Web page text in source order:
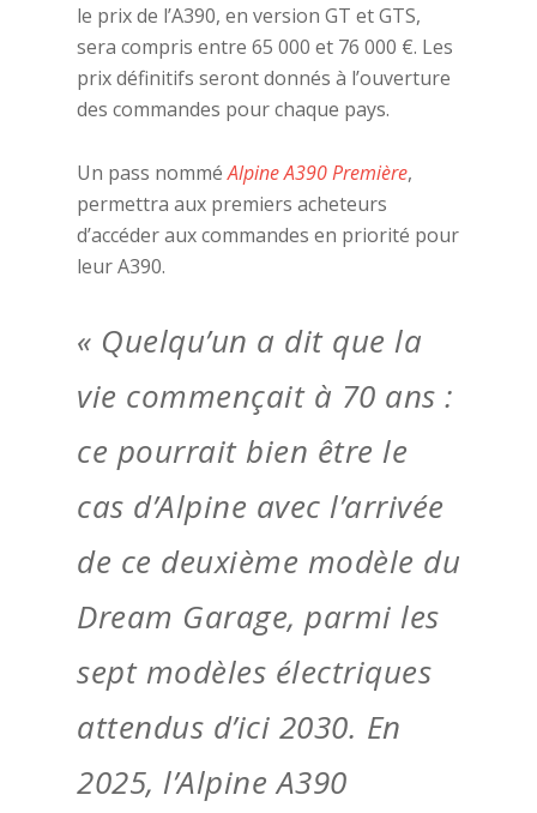
le prix de l’A390, en version GT et GTS,
sera compris entre 65 000 et 76 000 €. Les
prix définitifs seront donnés à l’ouverture
des commandes pour chaque pays.
Un pass nomméAlpine A390 Première,
permettra aux premiers acheteurs
d’accéder aux commandes en priorité pour
leur A390.
« Quelqu’un a dit que la
vie commençait à 70 ans :
ce pourrait bien être le
cas d’Alpine avec l’arrivée
de ce deuxième modèle du
Dream Garage, parmi les
sept modèles électriques
attendus d’ici 2030. En
2025, l’Alpine A390